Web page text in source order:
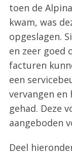
toen de
kwam, was
opgeslagen.
en zeer goed
facturen
een
vervangen
gehad. Deze
aangeboden
Deel